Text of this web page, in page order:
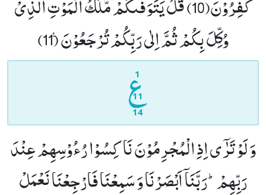
وُكِّلَ بِكُمْ ثُمَّ اِلٰى رَبِّكُمْ تُرْجَعُوْنَ۠ (11)
1
11
14
وَ لَوْ تَرٰۤى اِذِ الْمُجْرِمُوْنَ نَاكِسُوْا رُءُوْسِهِمْ عِنْدَ
رَبِّهِمْؕ-رَبَّنَاۤ اَبْصَرْنَا وَ سَمِعْنَا فَارْجِعْنَا نَعْمَلْ